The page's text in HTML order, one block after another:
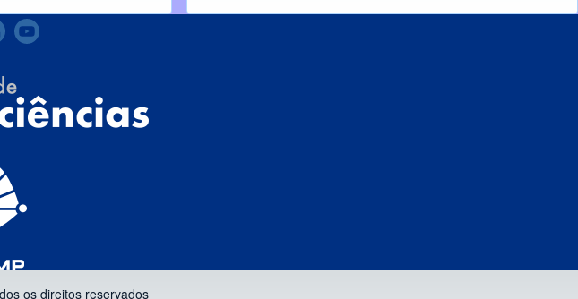
os direitos reservados